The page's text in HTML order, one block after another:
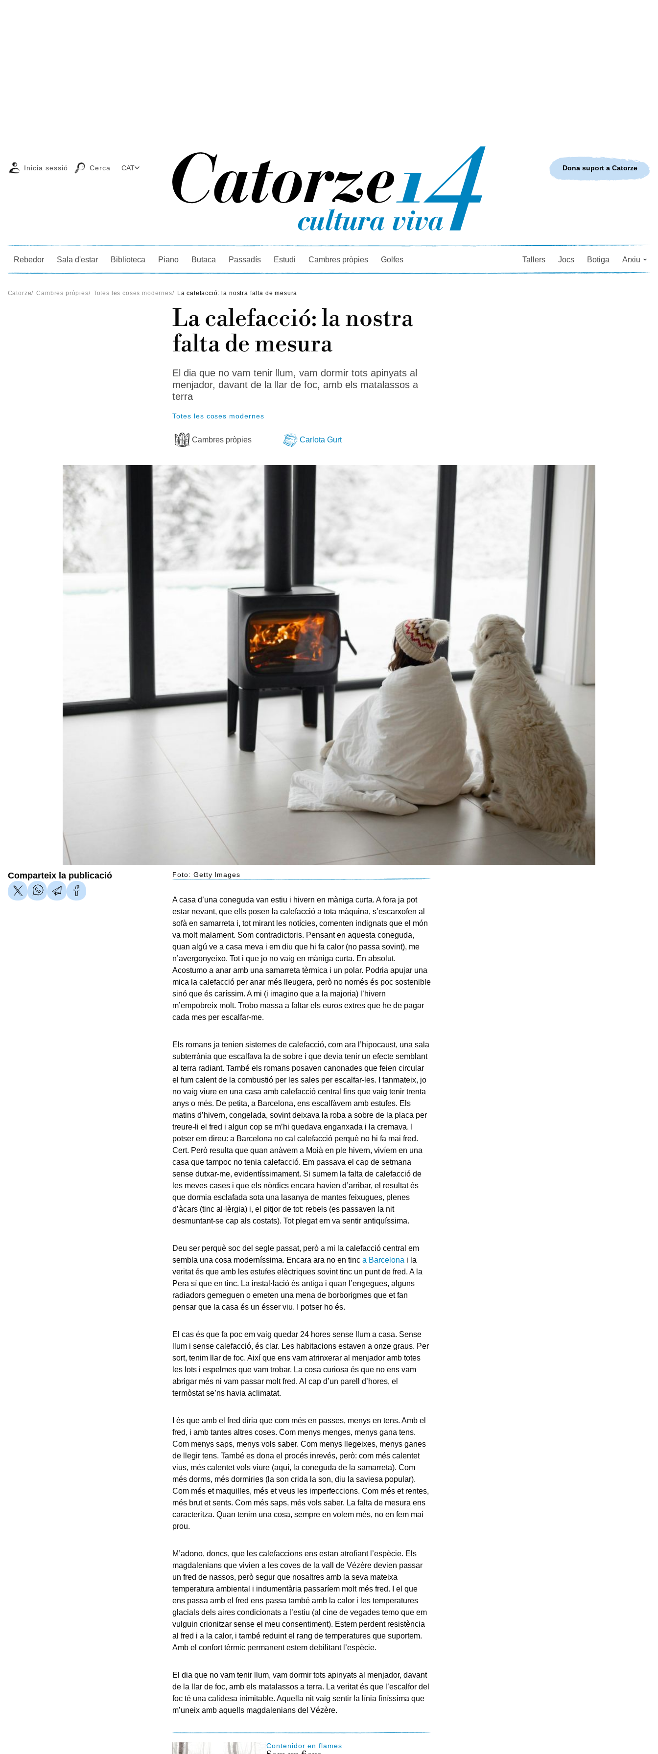
Cercador
Inicia sessió Cerca CAT
Rebedor Sala d'estar Biblioteca Piano Butaca Passadís Estudi Cambres pròpies Golfes Tallers Jocs Botiga Arxiu
Dona suport a Catorze
Catorze/ Cambres pròpies/ Totes les coses modernes/ La calefacció: la nostra falta de mesura
La calefacció: la nostra
falta de mesura
El dia que no vam tenir llum, vam dormir tots apinyats al
menjador, davant de la llar de foc, amb els matalassos a
terra
Totes les coses modernes
Cambres pròpies Carlota Gurt
Foto: Getty Images
Comparteix la publicació
A casa d’una coneguda van estiu i hivern en màniga curta. A fora ja pot
estar nevant, que ells posen la calefacció a tota màquina, s’escarxofen al
sofà en samarreta i, tot mirant les notícies, comenten indignats que el món
va molt malament. Som contradictoris. Pensant en aquesta coneguda,
quan algú ve a casa meva i em diu que hi fa calor (no passa sovint), me
n’avergonyeixo. Tot i que jo no vaig en màniga curta. En absolut.
Acostumo a anar amb una samarreta tèrmica i un polar. Podria apujar una
mica la calefacció per anar més lleugera, però no només és poc sostenible
sinó que és caríssim. A mi (i imagino que a la majoria) l’hivern
m’empobreix molt. Trobo massa a faltar els euros extres que he de pagar
cada mes per escalfar-me.
Els romans ja tenien sistemes de calefacció, com ara l’hipocaust, una sala
subterrània que escalfava la de sobre i que devia tenir un efecte semblant
al terra radiant. També els romans posaven canonades que feien circular
el fum calent de la combustió per les sales per escalfar-les. I tanmateix, jo
no vaig viure en una casa amb calefacció central fins que vaig tenir trenta
anys o més. De petita, a Barcelona, ens escalfàvem amb estufes. Els
matins d’hivern, congelada, sovint deixava la roba a sobre de la placa per
treure-li el fred i algun cop se m’hi quedava enganxada i la cremava. I
potser em direu: a Barcelona no cal calefacció perquè no hi fa mai fred.
Cert. Però resulta que quan anàvem a Moià en ple hivern, vivíem en una
casa que tampoc no tenia calefacció. Em passava el cap de setmana
sense dutxar-me, evidentíssimament. Si sumem la falta de calefacció de
les meves cases i que els nòrdics encara havien d’arribar, el resultat és
que dormia esclafada sota una lasanya de mantes feixugues, plenes
d’àcars (tinc al·lèrgia) i, el pitjor de tot: rebels (es passaven la nit
desmuntant-se cap als costats). Tot plegat em va sentir antiquíssima.
Deu ser perquè soc del segle passat, però a mi la calefacció central em
sembla una cosa moderníssima. Encara ara no en tinc a Barcelona i la
veritat és que amb les estufes elèctriques sovint tinc un punt de fred. A la
Pera sí que en tinc. La instal·lació és antiga i quan l’engegues, alguns
radiadors gemeguen o emeten una mena de borborigmes que et fan
pensar que la casa és un ésser viu. I potser ho és.
El cas és que fa poc em vaig quedar 24 hores sense llum a casa. Sense
llum i sense calefacció, és clar. Les habitacions estaven a onze graus. Per
sort, tenim llar de foc. Així que ens vam atrinxerar al menjador amb totes
les lots i espelmes que vam trobar. La cosa curiosa és que no ens vam
abrigar més ni vam passar molt fred. Al cap d’un parell d’hores, el
termòstat se’ns havia aclimatat.
I és que amb el fred diria que com més en passes, menys en tens. Amb el
fred, i amb tantes altres coses. Com menys menges, menys gana tens.
Com menys saps, menys vols saber. Com menys llegeixes, menys ganes
de llegir tens. També es dona el procés inrevés, però: com més calentet
vius, més calentet vols viure (aquí, la coneguda de la samarreta). Com
més dorms, més dormiries (la son crida la son, diu la saviesa popular).
Com més et maquilles, més et veus les imperfeccions. Com més et rentes,
més brut et sents. Com més saps, més vols saber. La falta de mesura ens
caracteritza. Quan tenim una cosa, sempre en volem més, no en fem mai
prou.
M’adono, doncs, que les calefaccions ens estan atrofiant l’espècie. Els
magdalenians que vivien a les coves de la vall de Vézère devien passar
un fred de nassos, però segur que nosaltres amb la seva mateixa
temperatura ambiental i indumentària passaríem molt més fred. I el que
ens passa amb el fred ens passa també amb la calor i les temperatures
glacials dels aires condicionats a l’estiu (al cine de vegades temo que em
vulguin crionitzar sense el meu consentiment). Estem perdent resistència
al fred i a la calor, i també reduint el rang de temperatures que suportem.
Amb el confort tèrmic permanent estem debilitant l’espècie.
El dia que no vam tenir llum, vam dormir tots apinyats al menjador, davant
de la llar de foc, amb els matalassos a terra. La veritat és que l’escalfor del
foc té una calidesa inimitable. Aquella nit vaig sentir la línia finíssima que
m’uneix amb aquells magdalenians del Vézère.
Contenidor en flames